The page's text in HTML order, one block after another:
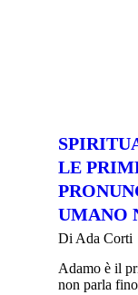
LE
UMANO
Di Ada Corti
Adamo è il
non parla